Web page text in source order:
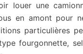
louer une
en amont pour
particulières
fourgonnette,